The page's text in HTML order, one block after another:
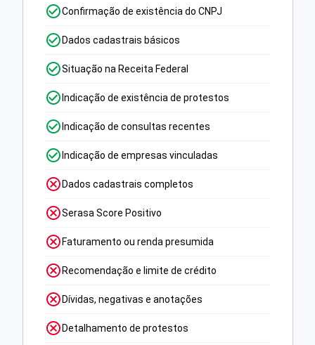
Confirmação de existência do CNPJ
Dados cadastrais básicos
Situação na Receita Federal
Indicação de existência de protestos
Indicação de consultas recentes
Indicação de empresas vinculadas
Dados cadastrais completos
Serasa Score Positivo
Faturamento ou renda presumida
Recomendação e limite de crédito
Dívidas, negativas e anotações
Detalhamento de protestos